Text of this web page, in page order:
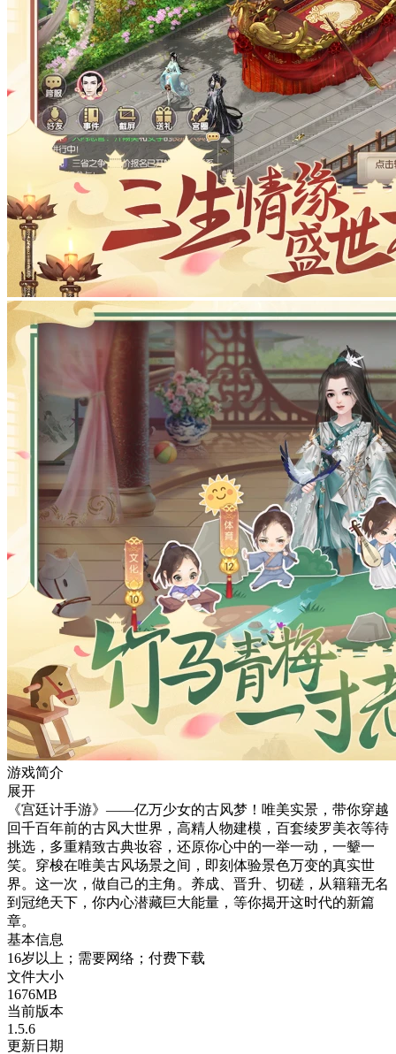
游戏简介
展开
《宫廷计手游》——亿万少女的古风梦！唯美实景，带你穿越
回千百年前的古风大世界，高精人物建模，百套绫罗美衣等待
挑选，多重精致古典妆容，还原你心中的一举一动，一颦一
笑。穿梭在唯美古风场景之间，即刻体验景色万变的真实世
界。这一次，做自己的主角。养成、晋升、切磋，从籍籍无名
到冠绝天下，你内心潜藏巨大能量，等你揭开这时代的新篇
章。
基本信息
16岁以上；需要网络；付费下载
文件大小
1676MB
当前版本
1.5.6
更新日期